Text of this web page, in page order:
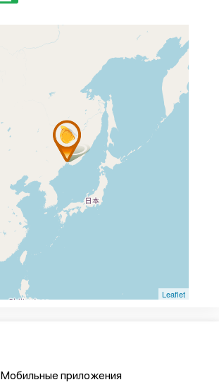
Leaflet
Мобильные приложения